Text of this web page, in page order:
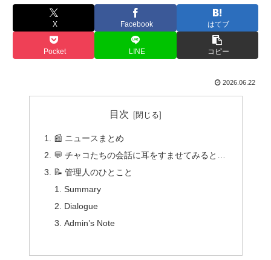
X Facebook はてブ
Pocket LINE コピー
2026.06.22
目次
📰 ニュースまとめ
💬 チャコたちの会話に耳をすませてみると…
📝 管理人のひとこと
Summary
Dialogue
Admin’s Note